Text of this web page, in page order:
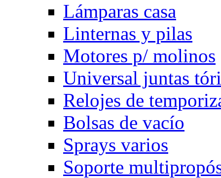
Lámparas casa
Linternas y pilas
Motores p/ molinos
Universal juntas
Relojes de
Bolsas de vacío
Sprays varios
Soporte